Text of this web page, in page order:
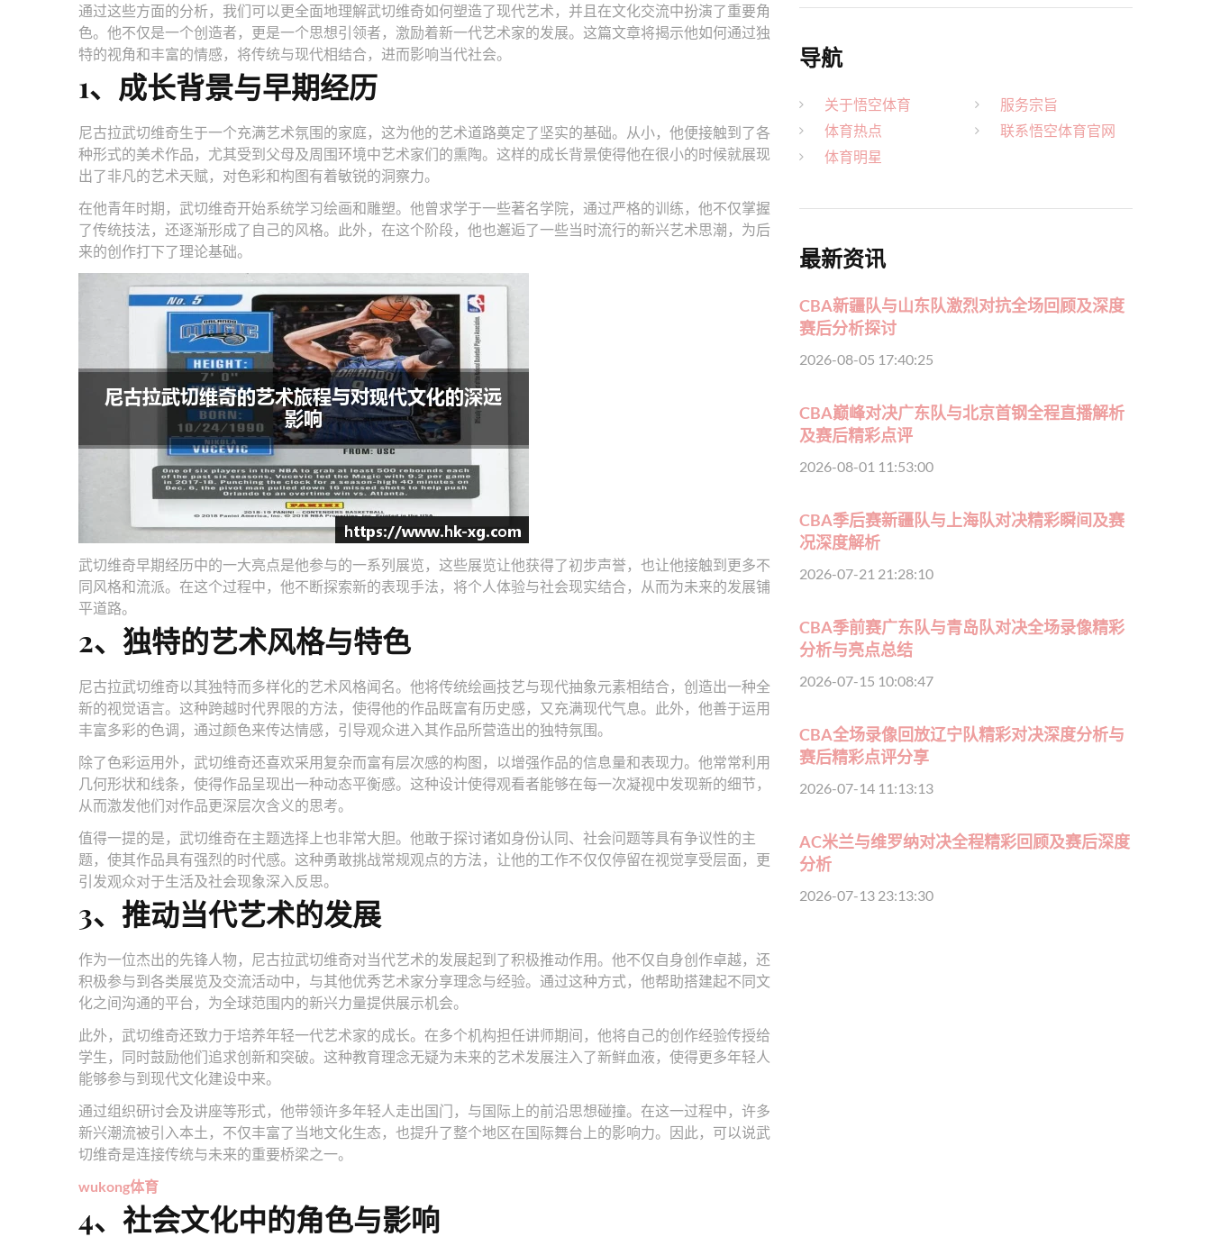
通过这些方面的分析，我们可以更全面地理解武切维奇如何塑造了现代艺术，并且在文化交流中扮演了重要角
色。他不仅是一个创造者，更是一个思想引领者，激励着新一代艺术家的发展。这篇文章将揭示他如何通过独
特的视角和丰富的情感，将传统与现代相结合，进而影响当代社会。
1、成长背景与早期经历
尼古拉武切维奇生于一个充满艺术氛围的家庭，这为他的艺术道路奠定了坚实的基础。从小，他便接触到了各
种形式的美术作品，尤其受到父母及周围环境中艺术家们的熏陶。这样的成长背景使得他在很小的时候就展现
出了非凡的艺术天赋，对色彩和构图有着敏锐的洞察力。
在他青年时期，武切维奇开始系统学习绘画和雕塑。他曾求学于一些著名学院，通过严格的训练，他不仅掌握
了传统技法，还逐渐形成了自己的风格。此外，在这个阶段，他也邂逅了一些当时流行的新兴艺术思潮，为后
来的创作打下了理论基础。
武切维奇早期经历中的一大亮点是他参与的一系列展览，这些展览让他获得了初步声誉，也让他接触到更多不
同风格和流派。在这个过程中，他不断探索新的表现手法，将个人体验与社会现实结合，从而为未来的发展铺
平道路。
2、独特的艺术风格与特色
尼古拉武切维奇以其独特而多样化的艺术风格闻名。他将传统绘画技艺与现代抽象元素相结合，创造出一种全
新的视觉语言。这种跨越时代界限的方法，使得他的作品既富有历史感，又充满现代气息。此外，他善于运用
丰富多彩的色调，通过颜色来传达情感，引导观众进入其作品所营造出的独特氛围。
除了色彩运用外，武切维奇还喜欢采用复杂而富有层次感的构图，以增强作品的信息量和表现力。他常常利用
几何形状和线条，使得作品呈现出一种动态平衡感。这种设计使得观看者能够在每一次凝视中发现新的细节，
从而激发他们对作品更深层次含义的思考。
值得一提的是，武切维奇在主题选择上也非常大胆。他敢于探讨诸如身份认同、社会问题等具有争议性的主
题，使其作品具有强烈的时代感。这种勇敢挑战常规观点的方法，让他的工作不仅仅停留在视觉享受层面，更
引发观众对于生活及社会现象深入反思。
3、推动当代艺术的发展
作为一位杰出的先锋人物，尼古拉武切维奇对当代艺术的发展起到了积极推动作用。他不仅自身创作卓越，还
积极参与到各类展览及交流活动中，与其他优秀艺术家分享理念与经验。通过这种方式，他帮助搭建起不同文
化之间沟通的平台，为全球范围内的新兴力量提供展示机会。
此外，武切维奇还致力于培养年轻一代艺术家的成长。在多个机构担任讲师期间，他将自己的创作经验传授给
学生，同时鼓励他们追求创新和突破。这种教育理念无疑为未来的艺术发展注入了新鲜血液，使得更多年轻人
能够参与到现代文化建设中来。
通过组织研讨会及讲座等形式，他带领许多年轻人走出国门，与国际上的前沿思想碰撞。在这一过程中，许多
新兴潮流被引入本土，不仅丰富了当地文化生态，也提升了整个地区在国际舞台上的影响力。因此，可以说武
切维奇是连接传统与未来的重要桥梁之一。
wukong体育
4、社会文化中的角色与影响
导航
关于悟空体育
体育热点
体育明星
服务宗旨
联系悟空体育官网
最新资讯
CBA新疆队与山东队激烈对抗全场回顾及深度
赛后分析探讨
2026-08-05 17:40:25
CBA巅峰对决广东队与北京首钢全程直播解析
及赛后精彩点评
2026-08-01 11:53:00
CBA季后赛新疆队与上海队对决精彩瞬间及赛
况深度解析
2026-07-21 21:28:10
CBA季前赛广东队与青岛队对决全场录像精彩
分析与亮点总结
2026-07-15 10:08:47
CBA全场录像回放辽宁队精彩对决深度分析与
赛后精彩点评分享
2026-07-14 11:13:13
AC米兰与维罗纳对决全程精彩回顾及赛后深度
分析
2026-07-13 23:13:30